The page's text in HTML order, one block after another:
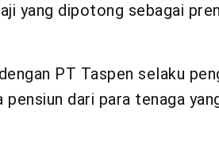
yang dipotong sebagai
PT Taspen selaku
dari para tenaga